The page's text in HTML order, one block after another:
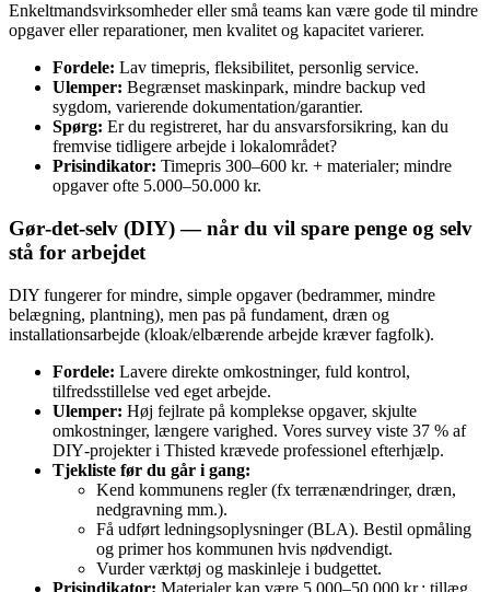
Enkeltmandsvirksomheder eller små teams kan være gode til mindre
opgaver eller reparationer, men kvalitet og kapacitet varierer.
Fordele: Lav timepris, fleksibilitet, personlig service.
Ulemper: Begrænset maskinpark, mindre backup ved
sygdom, varierende dokumentation/garantier.
Spørg: Er du registreret, har du ansvarsforsikring, kan du
fremvise tidligere arbejde i lokalområdet?
Prisindikator: Timepris 300–600 kr. + materialer; mindre
opgaver ofte 5.000–50.000 kr.
Gør‑det‑selv (DIY) — når du vil spare penge og selv
stå for arbejdet
DIY fungerer for mindre, simple opgaver (bedrammer, mindre
belægning, plantning), men pas på fundament, dræn og
installationsarbejde (kloak/elbærende arbejde kræver fagfolk).
Fordele: Lavere direkte omkostninger, fuld kontrol,
tilfredsstillelse ved eget arbejde.
Ulemper: Høj fejlrate på komplekse opgaver, skjulte
omkostninger, længere varighed. Vores survey viste 37 % af
DIY‑projekter i Thisted krævede professionel efterhjælp.
Tjekliste før du går i gang:
Kend kommunens regler (fx terrænændringer, dræn,
nedgravning mm.).
Få udført ledningsoplysninger (BLA). Bestil opmåling
og primer hos kommunen hvis nødvendigt.
Vurder værktøj og maskinleje i budgettet.
Prisindikator: Materialer kan være 5.000–50.000 kr.; tillæg